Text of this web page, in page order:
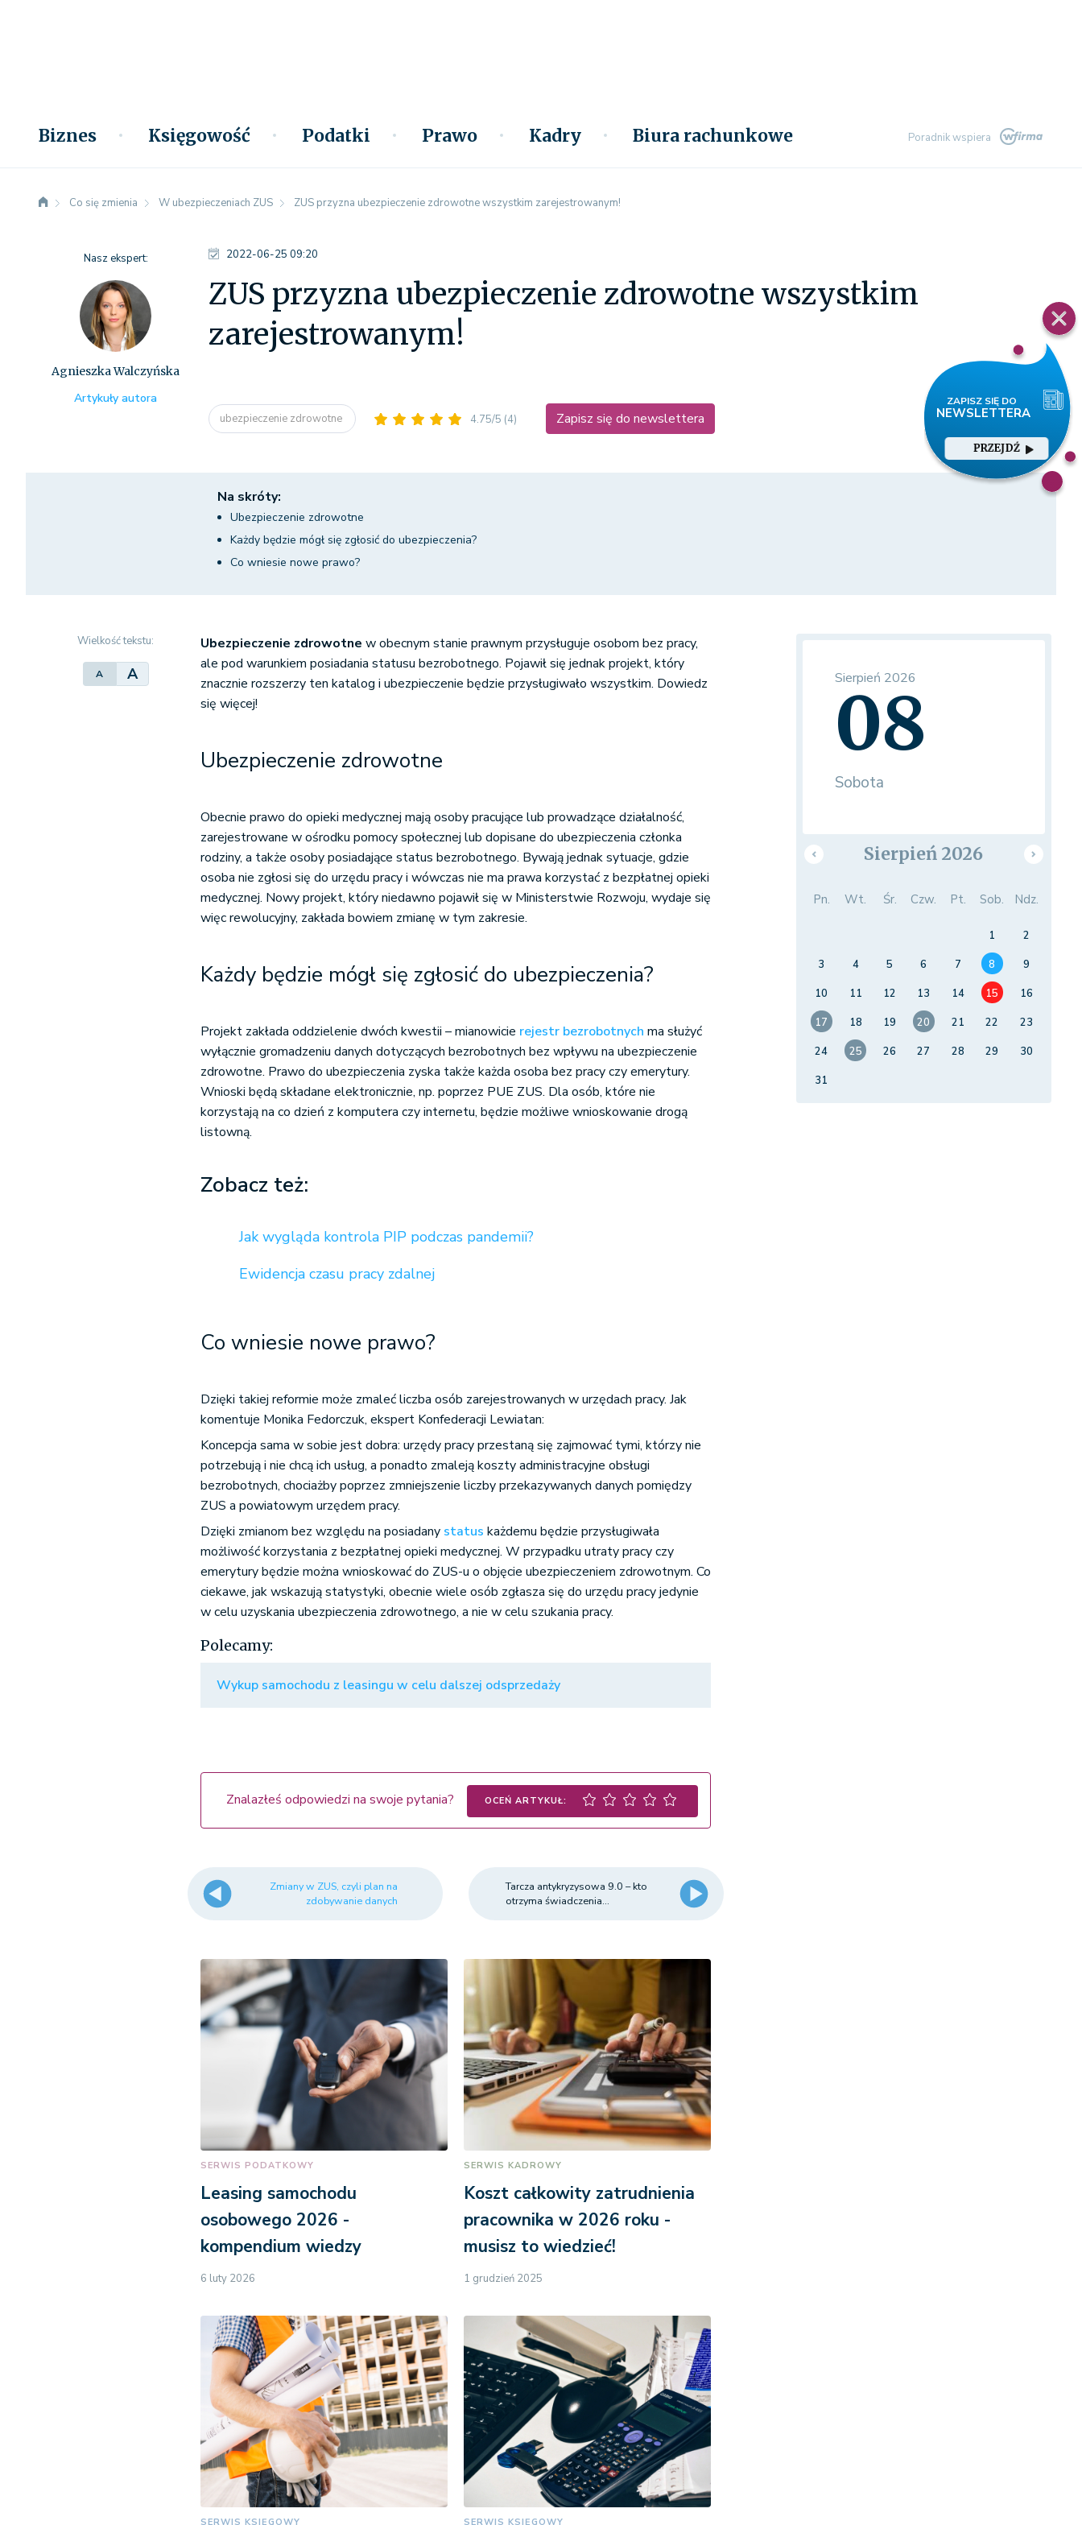
Biznes Księgowość Podatki Prawo Kadry Biura rachunkowe Poradnik wspiera
PRZEJDŹ
Co się zmienia W ubezpieczeniach ZUS ZUS przyzna ubezpieczenie zdrowotne wszystkim zarejestrowanym!
2022-06-25 09:20
ZUS przyzna ubezpieczenie zdrowotne wszystkim
zarejestrowanym!
ubezpieczenie zdrowotne 4.75/5 (4) Zapisz się do newslettera
Nasz ekspert:
Agnieszka Walczyńska
Artykuły autora
Na skróty:
Ubezpieczenie zdrowotne
Każdy będzie mógł się zgłosić do ubezpieczenia?
Co wniesie nowe prawo?
Wielkość tekstu:
A A
Ubezpieczenie zdrowotne w obecnym stanie prawnym przysługuje osobom bez pracy,
ale pod warunkiem posiadania statusu bezrobotnego. Pojawił się jednak projekt, który
znacznie rozszerzy ten katalog i ubezpieczenie będzie przysługiwało wszystkim. Dowiedz
się więcej!
Ubezpieczenie zdrowotne
Obecnie prawo do opieki medycznej mają osoby pracujące lub prowadzące działalność,
zarejestrowane w ośrodku pomocy społecznej lub dopisane do ubezpieczenia członka
rodziny, a także osoby posiadające status bezrobotnego. Bywają jednak sytuacje, gdzie
osoba nie zgłosi się do urzędu pracy i wówczas nie ma prawa korzystać z bezpłatnej opieki
medycznej. Nowy projekt, który niedawno pojawił się w Ministerstwie Rozwoju, wydaje się
więc rewolucyjny, zakłada bowiem zmianę w tym zakresie.
Każdy będzie mógł się zgłosić do ubezpieczenia?
Projekt zakłada oddzielenie dwóch kwestii – mianowicie rejestr bezrobotnychma służyć
wyłącznie gromadzeniu danych dotyczących bezrobotnych bez wpływu na ubezpieczenie
zdrowotne. Prawo do ubezpieczenia zyska także każda osoba bez pracy czy emerytury.
Wnioski będą składane elektronicznie, np. poprzez PUE ZUS. Dla osób, które nie
korzystają na co dzień z komputera czy internetu, będzie możliwe wnioskowanie drogą
listowną.
Zobacz też:
Jak wygląda kontrola PIP podczas pandemii?
Ewidencja czasu pracy zdalnej
Co wniesie nowe prawo?
Dzięki takiej reformie może zmaleć liczba osób zarejestrowanych w urzędach pracy. Jak
komentuje Monika Fedorczuk, ekspert Konfederacji Lewiatan:
Koncepcja sama w sobie jest dobra: urzędy pracy przestaną się zajmować tymi, którzy nie
potrzebują i nie chcą ich usług, a ponadto zmaleją koszty administracyjne obsługi
bezrobotnych, chociażby poprzez zmniejszenie liczby przekazywanych danych pomiędzy
ZUS a powiatowym urzędem pracy.
Dzięki zmianom bez względu na posiadany statuskażdemu będzie przysługiwała
możliwość korzystania z bezpłatnej opieki medycznej. W przypadku utraty pracy czy
emerytury będzie można wnioskować do ZUS-u o objęcie ubezpieczeniem zdrowotnym. Co
ciekawe, jak wskazują statystyki, obecnie wiele osób zgłasza się do urzędu pracy jedynie
w celu uzyskania ubezpieczenia zdrowotnego, a nie w celu szukania pracy.
Polecamy:
Wykup samochodu z leasingu w celu dalszej odsprzedaży
Znalazłeś odpowiedzi na swoje pytania? OCEŃ ARTYKUŁ:
Zmiany w ZUS, czyli plan na
zdobywanie danych
Tarcza antykryzysowa 9.0 – kto
otrzyma świadczenia...
SERWIS PODATKOWY
Leasing samochodu
osobowego 2026 -
kompendium wiedzy
6 luty 2026
SERWIS KADROWY
Koszt całkowity zatrudnienia
pracownika w 2026 roku -
musisz to wiedzieć!
1 grudzień 2025
SERWIS KSIĘGOWY SERWIS KSIĘGOWY
Sierpień 2026
08
Sobota
Sierpień 2026
Pn. Wt. Śr. Czw. Pt. Sob. Ndz.
1
2
3
4 5 6 7 8
9
10
11 12 13 14 15
16
17
18 19 20 21 22
23
24
25 26 27 28 29
30
31